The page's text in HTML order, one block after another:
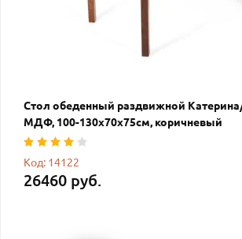
Стол обеденный раздвижной
МДФ, 100-130х70х75см, коричневый
Код: 14122
26460 руб.